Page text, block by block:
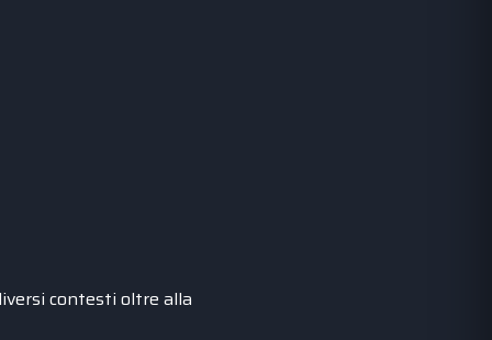
contesti oltre alla